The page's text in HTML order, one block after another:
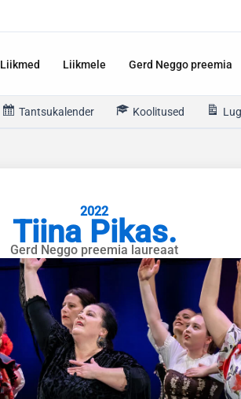
Liikmed Liikmele Gerd Neggo preemia
Tantsukalender Koolitused
2022
Tiina Pikas.
Gerd Neggo preemia laureaat